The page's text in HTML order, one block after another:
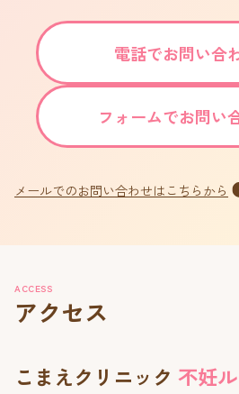
電話でお問い合
フォームでお問い
メールでのお問い合わせはこちらから
ACCESS
アクセス
こまえクリニック 不妊